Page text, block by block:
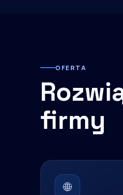
OFERTA
firmy
🌐